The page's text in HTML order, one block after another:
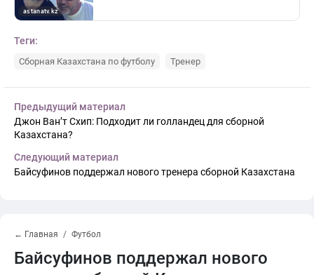
Теги:
Сборная Казахстана по футболу Тренер
Предыдущий материал
Джон Ван’т Схип: Подходит ли голландец для сборной
Казахстана?
Следующий материал
Байсуфинов поддержал нового тренера сборной Казахстана
← Главная Футбол
Байсуфинов поддержал нового